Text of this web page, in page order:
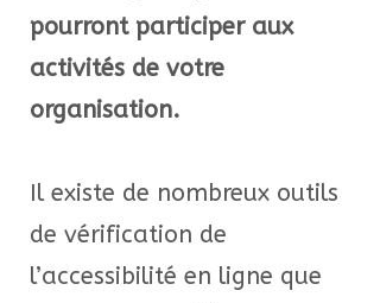
pourront participer aux
activités de votre
organisation.
Il existe de nombreux outils
de vérification de
l’accessibilité en ligne que